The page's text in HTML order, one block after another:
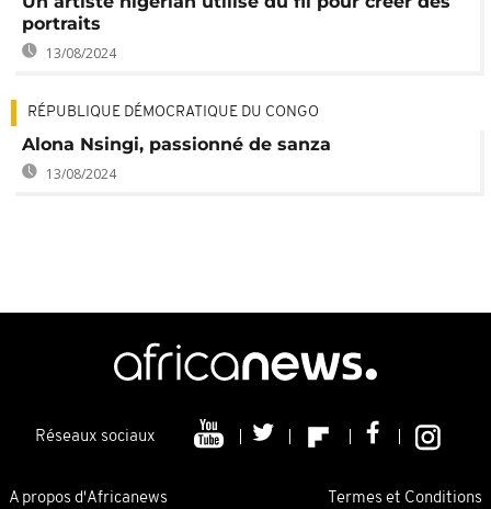
portraits
13/08/2024
RÉPUBLIQUE DÉMOCRATIQUE DU CONGO
Alona Nsingi, passionné de sanza
13/08/2024
Réseaux sociaux
A propos d'Africanews Termes et Conditions